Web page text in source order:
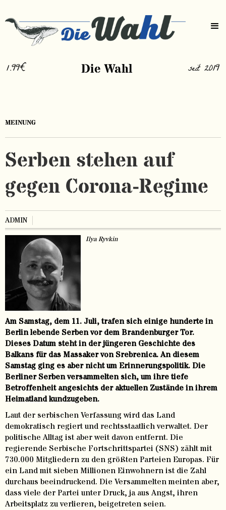
1.99€ Die Wahl seit 2019
MEINUNG
Serben stehen auf
gegen Corona-Regime
ADMIN
Ilya Ryvkin
Am Samstag, dem 11. Juli, trafen sich einige hunderte in
Berlin lebende Serben vor dem Brandenburger Tor.
Dieses Datum steht in der jüngeren Geschichte des
Balkans für das Massaker von Srebrenica. An diesem
Samstag ging es aber nicht um Erinnerungspolitik. Die
Berliner Serben versammelten sich, um ihre tiefe
Betroffenheit angesichts der aktuellen Zustände in ihrem
Heimatland kundzugeben.
Laut der serbischen Verfassung wird das Land
demokratisch regiert und rechtsstaatlich verwaltet. Der
politische Alltag ist aber weit davon entfernt. Die
regierende Serbische Fortschrittspartei (SNS) zählt mit
730.000 Mitgliedern zu den größten Parteien Europas. Für
ein Land mit sieben Millionen Einwohnern ist die Zahl
durchaus beeindruckend. Die Versammelten meinten aber,
dass viele der Partei unter Druck, ja aus Angst, ihren
Arbeitsplatz zu verlieren, beigetreten seien.